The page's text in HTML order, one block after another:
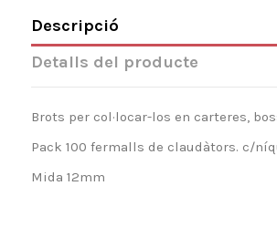
Descripció
Detalls del producte
Brots per col·locar-los en carteres,
Pack 100 fermalls de claudàtors. c/
Mida 12mm